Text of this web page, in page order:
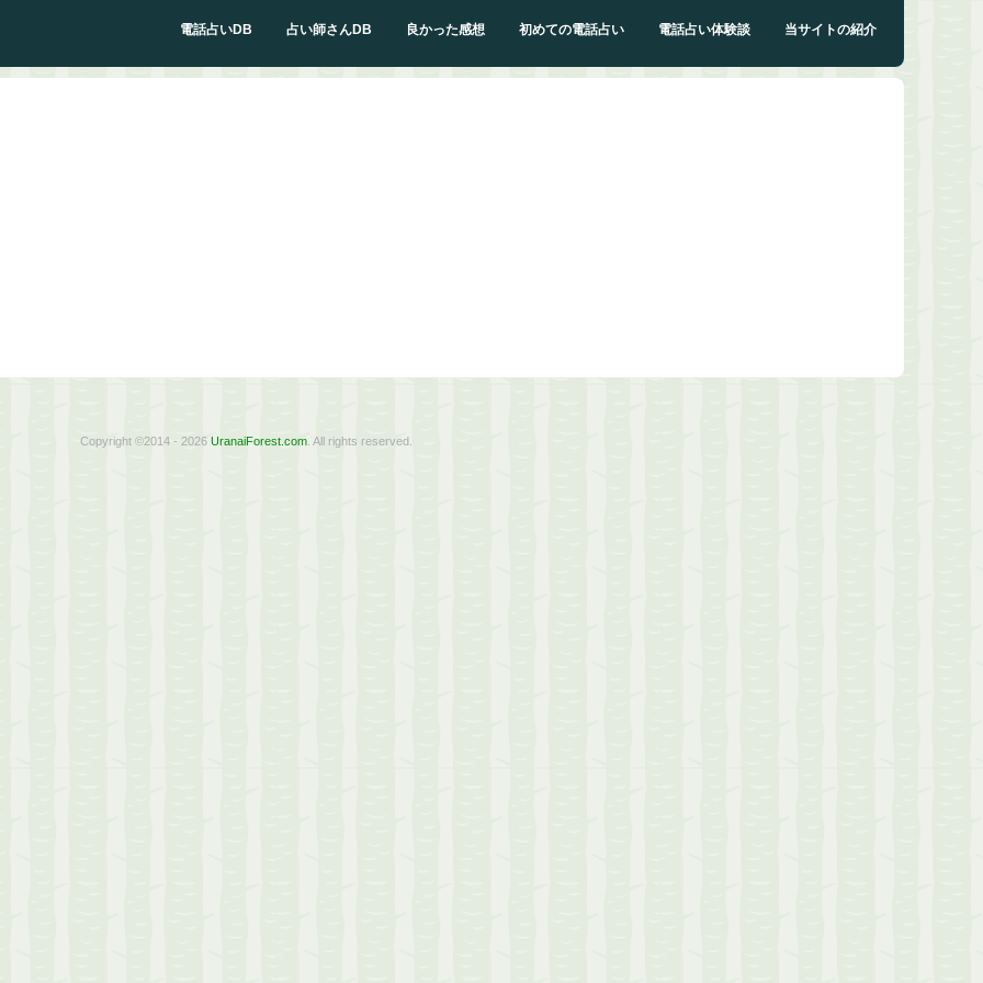
電話占いDB 占い師さんDB 良かった感想 初めての電話占い 電話占い体験談 当サイトの紹介
Copyright ©2014 - 2026 UranaiForest.com. All rights reserved.